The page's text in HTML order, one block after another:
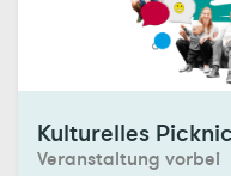
Kulturelles
Veranstaltung vorbei